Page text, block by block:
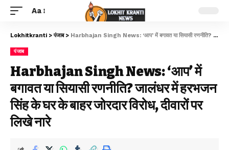
Aa
Lokhitkranti >पंजाब> Harbhajan Singh News: ‘आप’ में बगावत या सियासी रणनीति? जालंधर में हरभजन सिंह के घर के बाहर जोरदार विरोध, दीवारों पर लिखे नारे
पंजाब
Harbhajan Singh News: ‘आप’ में
बगावत या सियासी रणनीति? जालंधर में हरभजन
सिंह के घर के बाहर जोरदार विरोध, दीवारों पर
लिखे नारे